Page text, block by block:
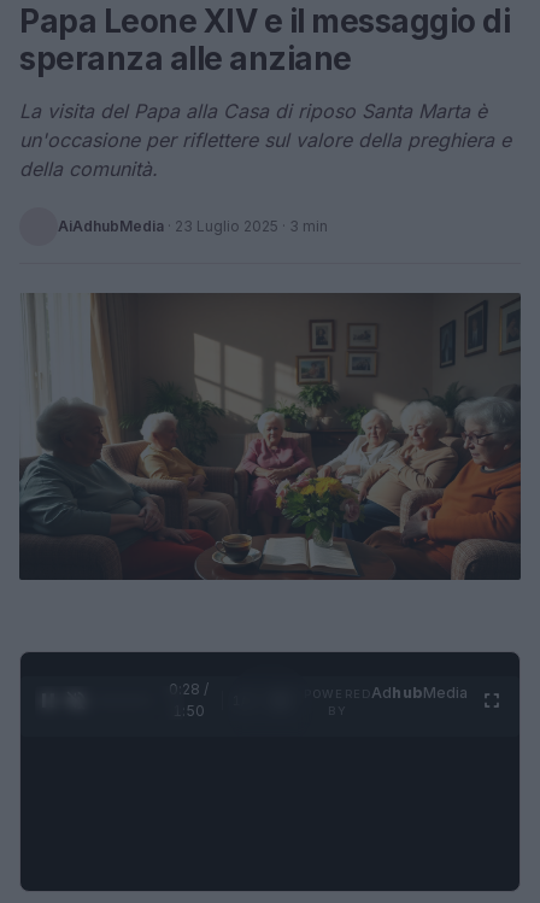
Papa Leone XIV e il messaggio di
speranza alle anziane
La visita del Papa alla Casa di riposo Santa Marta è
un'occasione per riflettere sul valore della preghiera e
della comunità.
AiAdhubMedia · 23 Luglio 2025 · 3 min
0:29 /
1:50
AdhubMedia